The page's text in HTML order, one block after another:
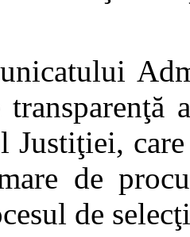
transparenţă
Justiţiei,
de
de